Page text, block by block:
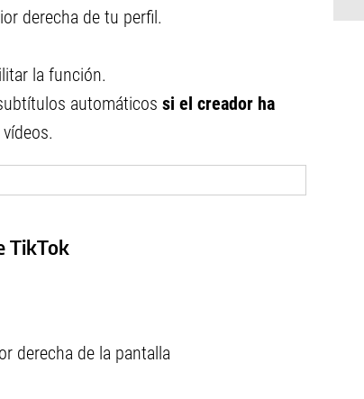
derecha de tu perfil.
la función.
automáticos si el creador ha
TikTok
derecha de la pantalla